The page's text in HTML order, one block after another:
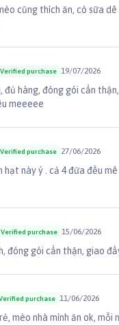
cũng thích ăn, có sữa
Verified purchase 19/07/2026
đủ hàng, đóng gói cẩn
meeeee
Verified purchase 27/06/2026
hạt này ý . cả 4 đứa đều
Verified purchase 15/06/2026
đóng gói cẩn thận, giao
purchase 11/06/2026
mèo nhà mình ăn ok, mỗi